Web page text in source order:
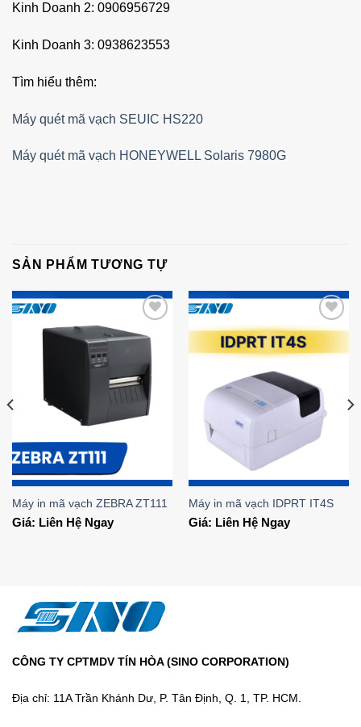
Kinh Doanh 2: 0906956729
Kinh Doanh 3: 0938623553
Tìm hiểu thêm:
Máy quét mã vạch SEUIC HS220
Máy quét mã vạch HONEYWELL Solaris 7980G
SẢN PHẨM TƯƠNG TỰ
Add to
Wishlist
Máy in mã vạch ZEBRA ZT111
Giá: Liên Hệ Ngay
Add to
Máy in mã vạch IDPRT IT4S
Giá: Liên Hệ Ngay
CÔNG TY CPTMDV TÍN HÒA (SINO CORPORATION)
Địa chỉ: 11A Trần Khánh Dư, P. Tân Định, Q. 1, TP. HCM.